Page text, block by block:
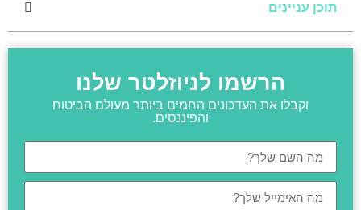
תוכן עניינים
הרשמו לניוזלטר שלנו
וקבלו את העדכונים החמים ביותר מעולם הביטוח
והפיננסים.